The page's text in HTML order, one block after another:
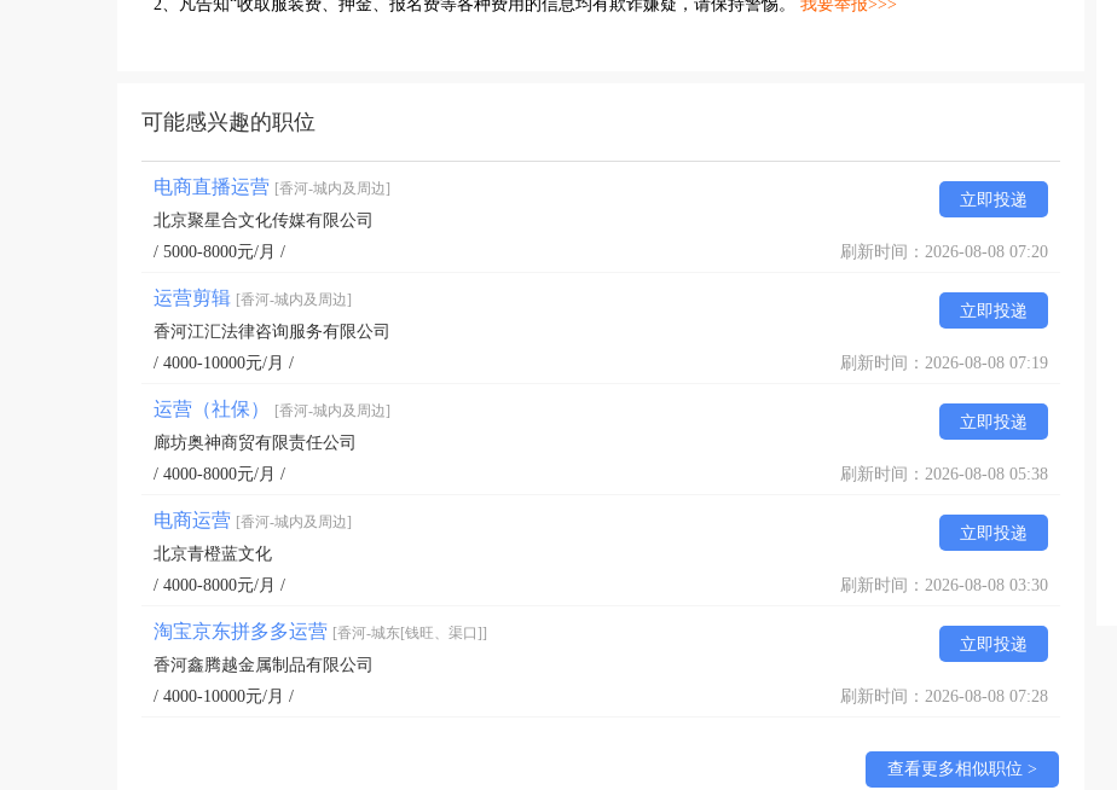
2、凡告知“收取服装费、押金、报名费等各种费用的信息均有欺诈嫌疑，请保持警惕。 我要举报>>>
可能感兴趣的职位
电商直播运营 [香河-城内及周边]
立即投递
北京聚星合文化传媒有限公司
/ 5000-8000元/月 /
刷新时间：2026-08-08 07:20
运营剪辑 [香河-城内及周边]
立即投递
香河江汇法律咨询服务有限公司
/ 4000-10000元/月 /
刷新时间：2026-08-08 07:19
运营（社保） [香河-城内及周边]
立即投递
廊坊奥神商贸有限责任公司
/ 4000-8000元/月 /
刷新时间：2026-08-08 05:38
电商运营 [香河-城内及周边]
立即投递
北京青橙蓝文化
/ 4000-8000元/月 /
刷新时间：2026-08-08 03:30
淘宝京东拼多多运营 [香河-城东[钱旺、渠口]]
立即投递
香河鑫腾越金属制品有限公司
/ 4000-10000元/月 /
刷新时间：2026-08-08 07:28
查看更多相似职位 >